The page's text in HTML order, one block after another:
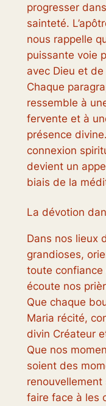
progresser
sainteté.
nous rappelle
puissante voie
avec Dieu et
Chaque
ressemble à
fervente et à
présence
connexion
devient un
biais de la
La dévotion
Dans nos lieux
grandioses,
toute confiance
écoute nos
Que chaque
Maria récité,
divin Créateur
Que nos
soient des
faire face à les